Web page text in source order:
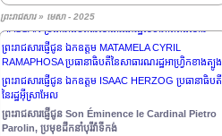
ព្រះរាជសារ » មេសា - 2025
ព្រះរាជសារផ្ញើជូន លោកជំទាវបណ្ឌិត SAMIA SULUHU
HASSAN ប្រធានាធិបតីនៃសាធារណរដ្ឋសហភាពតង់សានី
ព្រះរាជសារផ្ញើជូន ឯកឧត្តម MATAMELA CYRIL
RAMAPHOSA ប្រធានាធិបតីនៃសាធារណរដ្ឋអាហ្វ្រិកខាងត្បូង
ព្រះរាជសារផ្ញើជូន ឯកឧត្តម ISAAC HERZOG ប្រធានាធិបតី
នៃរដ្ឋអ៊ីស្រាអែល
ព្រះរាជសារផ្ញើជូន Son Éminence le Cardinal Pietro
Parolin, ប្រមុខដឹកនាំបុរីវ៉ាទីកង់